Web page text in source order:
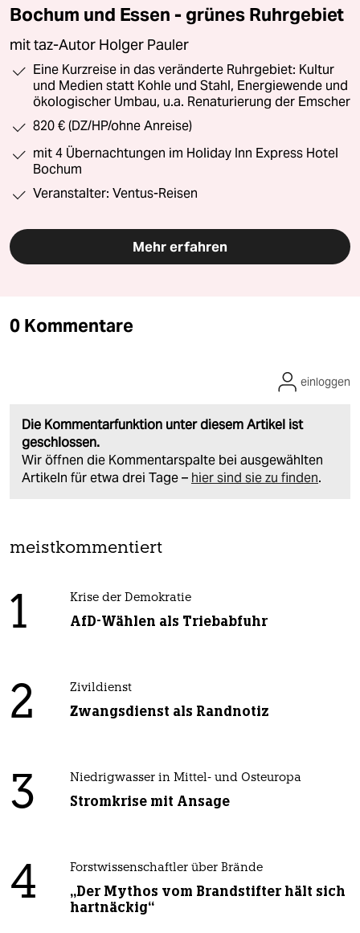
Bochum und Essen - grünes Ruhrgebiet
mit taz-Autor Holger Pauler
Eine Kurzreise in das veränderte Ruhrgebiet: Kultur
und Medien statt Kohle und Stahl, Energiewende und
ökologischer Umbau, u.a. Renaturierung der Emscher
820 € (DZ/HP/ohne Anreise)
mit 4 Übernachtungen im Holiday Inn Express Hotel
Bochum
Veranstalter: Ventus-Reisen
Mehr erfahren
0 Kommentare
Die Kommentarfunktion unter diesem Artikel ist
geschlossen.
Wir öffnen die Kommentarspalte bei ausgewählten
Artikeln für etwa drei Tage – hier sind sie zu finden.
einloggen
meistkommentiert
1 Krise der Demokratie
AfD-Wählen als Triebabfuhr
2 Zivildienst
Zwangsdienst als Randnotiz
3 Niedrigwasser in Mittel- und Osteuropa
Stromkrise mit Ansage
4 Forstwissenschaftler über Brände
„Der Mythos vom Brandstifter hält sich
hartnäckig“